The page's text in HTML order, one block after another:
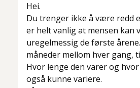
Hei.
Du trenger ikke å være redd
er helt vanlig at mensen kan
uregelmessig de første
måneder mellom hver gang,
Hvor lenge den varer og
også kunne variere.